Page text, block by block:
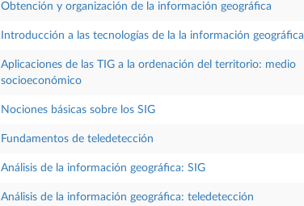
Obtención y organización de la información geográfica
Introducción a las tecnologías de la la información geográfica
Aplicaciones de las TIG a la ordenación del territorio: medio
socioeconómico
Nociones básicas sobre los SIG
Fundamentos de teledetección
Análisis de la información geográfica: SIG
Análisis de la información geográfica: teledetección